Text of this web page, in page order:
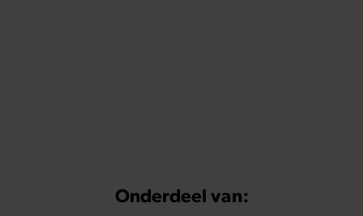
Onderdeel van: